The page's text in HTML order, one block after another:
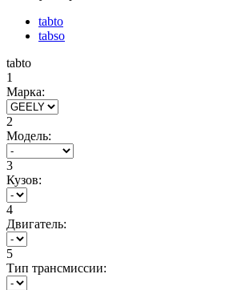
tabto
tabso
tabto
1
Марка:
2
Модель:
3
Кузов:
4
Двигатель:
5
Тип трансмиссии: